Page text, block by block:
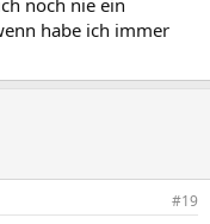
habe ich immer
#19